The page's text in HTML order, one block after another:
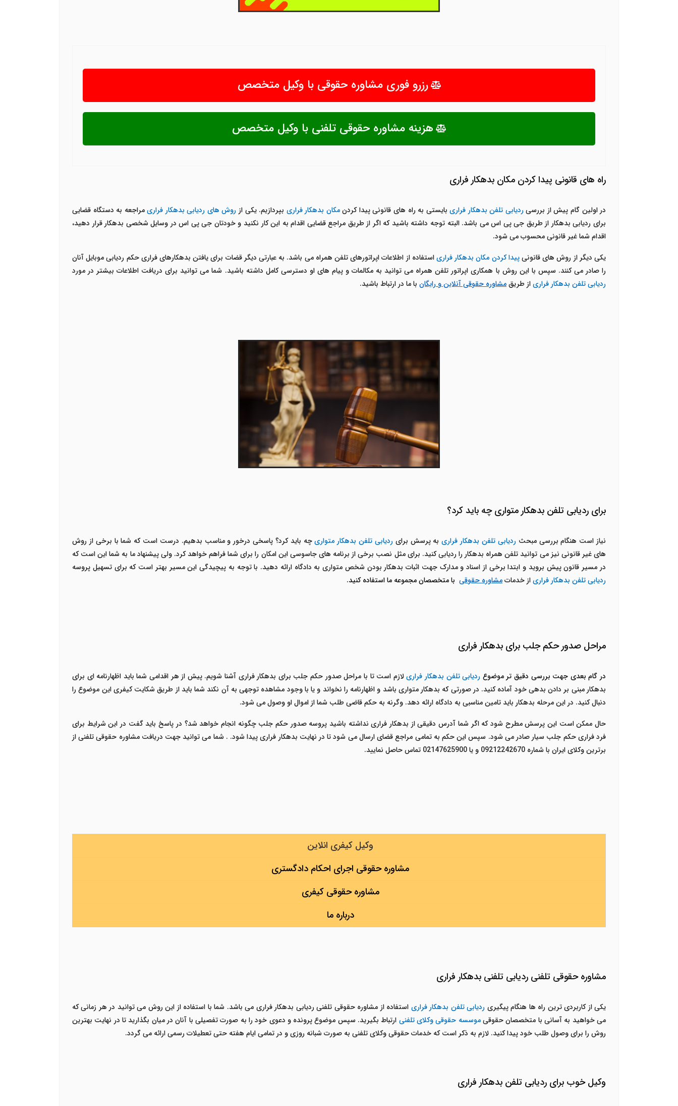
رزرو فوری مشاوره حقوقی با وکیل متخصص
هزینه مشاوره حقوقی تلفنی با وکیل متخصص
راه های قانونی پیدا کردن مکان بدهکار فراری
در اولین گام پیش از بررسیردیابی تلفن بدهکار فراریبایستی به راه های قانونی پیدا کردنمکان بدهکار فراری بپردازیم. یکی از روش های ردیابی بدهکار فراری مراجعه به دستگاه قضایی
برای ردیابی بدهکار از طریق جی پی اس می باشد. البته توجه داشته باشید که اگر از طریق مراجع قضایی اقدام به این کار نکنید و خودتان جی پی اس در وسایل شخصی بدهکار قرار دهید،
اقدام شما غیر قانونی محسوب می شود.
یکی دیگر از روش های قانونیپیدا کردن مکان بدهکار فراریاستفاده از اطلاعات اپراتورهای تلفن همراه می باشد. به عبارتی دیگر قضات برای یافتن بدهکارهای فراری حکم ردیابی موبایل آنان
را صادر می کنند. سپس با این روش با همکاری اپراتور تلفن همراه می توانید به مکالمات و پیام های او دسترسی کامل داشته باشید. شما می توانید برای دریافت اطلاعات بیشتر در مورد
ردیابی تلفن بدهکار فراریاز طریقمشاوره حقوقی آنلاین و رایگان با ما در ارتباط باشید.
برای ردیابی تلفن بدهکار متواری چه باید کرد؟
نیاز است هنگام بررسی مبحثردیابی تلفن بدهکار فراریبه پرسش برایردیابی تلفن بدهکار متواریچه باید کرد؟ پاسخی درخور و مناسب بدهیم. درست است که شما با برخی از روش
های غیر قانونی نیز می توانید تلفن همراه بدهکار را ردیابی کنید. برای مثل نصب برخی از برنامه های جاسوسی این امکان را برای شما فراهم خواهد کرد. ولی پیشنهاد ما به شما این است که
در مسیر قانون پیش بروید و ابتدا برخی از اسناد و مدارک جهت اثبات بدهکار بودن شخص متواری به دادگاه ارائه دهید. با توجه به پیچیدگی این مسیر بهتر است که برای تسهیل پروسه
ردیابی تلفن بدهکار فراریاز خدماتمشاوره حقوقی با متخصصان مجموعه ما استفاده کنید.
مراحل صدور حکم جلب برای بدهکار فراری
در گام بعدی جهت بررسی دقیق تر موضوع ردیابی تلفن بدهکار فراری لازم است تا با مراحل صدور حکم جلب برای بدهکار فراری آشنا شویم. پیش از هر اقدامی شما باید اظهارنامه ای برای
بدهکار مبنی بر دادن بدهی خود آماده کنید. در صورتی که بدهکار متواری باشد و اظهارنامه را نخواند و یا با وجود مشاهده توجهی به آن نکند شما باید از طریق شکایت کیفری این موضوع را
دنبال کنید. در این مرحله بدهکار باید تامین مناسبی به دادگاه ارائه دهد. وگرنه به حکم قاضی طلب شما از اموال او وصول می شود.
حال ممکن است این پرسش مطرح شود که اگر شما آدرس دقیقی از بدهکار فراری نداشته باشید پروسه صدور حکم جلب چگونه انجام خواهد شد؟ در پاسخ باید گفت در این شرایط برای
فرد فراری حکم جلب سیار صادر می شود. سپس این حکم به تمامی مراجع قضای ارسال می شود تا در نهایت بدهکار فراری پیدا شود. . شما می توانید جهت دریافت مشاوره حقوقی تلفنی از
برترین وکلای ایران با شماره 09212242670 و یا 02147625900 تماس حاصل نمایید.
وکیل کیفری انلاین
مشاوره حقوقی اجرای احکام دادگستری
مشاوره حقوقی کیفری
درباره ما
مشاوره حقوقی تلفنی ردیابی تلفنی بدهکار فراری
یکی از کاربردی ترین راه ها هنگام پیگیری ردیابی تلفن بدهکار فراری استفاده از مشاوره حقوقی تلفنی ردیابی بدهکار فراری می باشد. شما با استفاده از این روش می توانید در هر زمانی که
می خواهید به آسانی با متخصصان حقوقیموسسه حقوقی وکلای تلفنی ارتباط بگیرید. سپس موضوع پرونده و دعوی خود را به صورت تفصیلی با آنان در میان بگذارید تا در نهایت بهترین
روش را برای وصول طلب خود پیدا کنید. لازم به ذکر است که خدمات حقوقی وکلای تلفنی به صورت شبانه روزی و در تمامی ایام هفته حتی تعطیلات رسمی ارائه می گردد.
وکیل خوب برای ردیابی تلفن بدهکار فراری